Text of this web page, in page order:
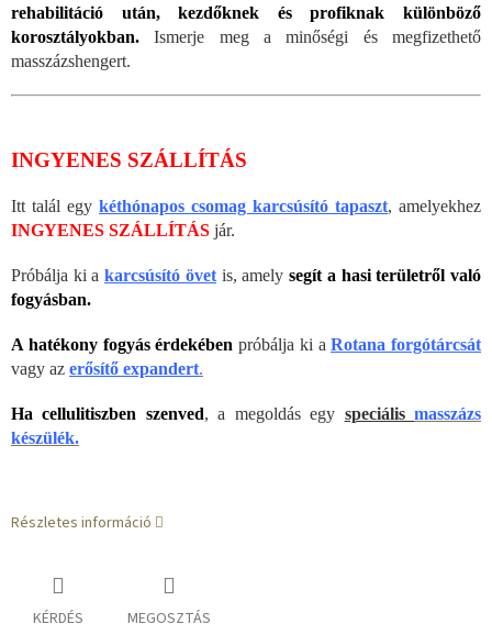
rehabilitáció után, kezdőknek és profiknak különböző
korosztályokban. Ismerje meg a minőségi és megfizethető
masszázshengert.
INGYENES SZÁLLÍTÁS
Itt talál egy kéthónapos csomag karcsúsító tapaszt, amelyekhez
INGYENES SZÁLLÍTÁS jár.
Próbálja ki akarcsúsító övetis, amelysegít a hasi területről való
fogyásban.
A hatékony fogyás érdekében próbálja ki aRotana forgótárcsát
vagy az erősítő expandert.
Ha cellulitiszben szenved, a megoldás egy speciálismasszázs
készülék.
Részletes információ
KÉRDÉS MEGOSZTÁS